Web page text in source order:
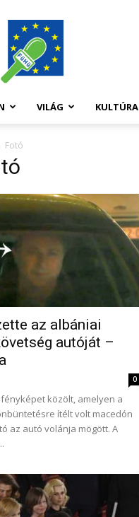
FüHü
VILÁG KULTÚRA
Fotó
az albániai
autóját –
0
közölt, amelyen a
ítélt volt macedón
az autó volánja mögött. A